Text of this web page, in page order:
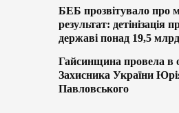
БЕБ прозвітувало про
результат: детінізація
державі понад 19,5
Гайсинщина провела в
Захисника України
Павловського